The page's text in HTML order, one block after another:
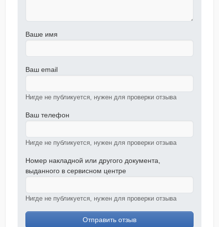
Ваше имя
Ваш email
Нигде не публикуется, нужен для проверки отзыва
Ваш телефон
Нигде не публикуется, нужен для проверки отзыва
Номер накладной или другого документа,
выданного в сервисном центре
Нигде не публикуется, нужен для проверки отзыва
Отправить отзыв